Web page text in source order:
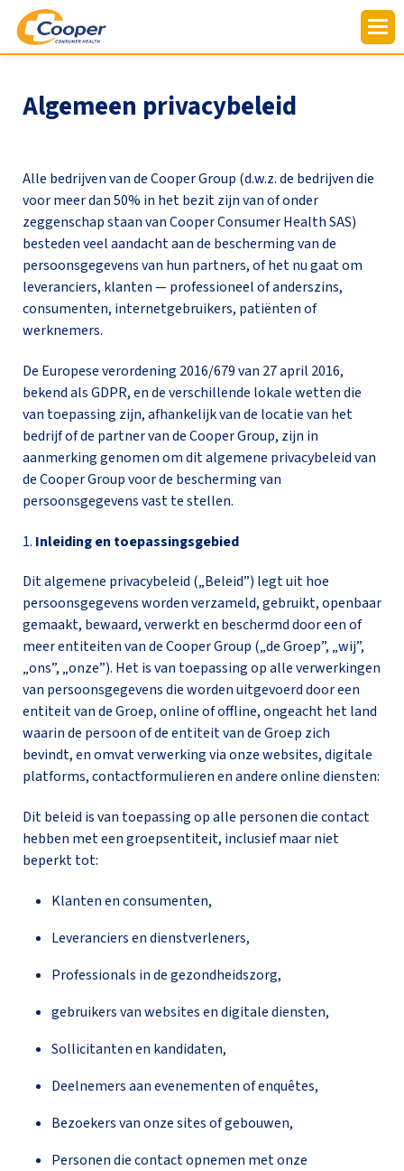
Algemeen privacybeleid
Alle bedrijven van de Cooper Group (d.w.z. de bedrijven die
voor meer dan 50% in het bezit zijn van of onder
zeggenschap staan van Cooper Consumer Health SAS)
besteden veel aandacht aan de bescherming van de
persoonsgegevens van hun partners, of het nu gaat om
leveranciers, klanten — professioneel of anderszins,
consumenten, internetgebruikers, patiënten of
werknemers.
De Europese verordening 2016/679 van 27 april 2016,
bekend als GDPR, en de verschillende lokale wetten die
van toepassing zijn, afhankelijk van de locatie van het
bedrijf of de partner van de Cooper Group, zijn in
aanmerking genomen om dit algemene privacybeleid van
de Cooper Group voor de bescherming van
persoonsgegevens vast te stellen.
1. Inleiding en toepassingsgebied
Dit algemene privacybeleid („Beleid”) legt uit hoe
persoonsgegevens worden verzameld, gebruikt, openbaar
gemaakt, bewaard, verwerkt en beschermd door een of
meer entiteiten van de Cooper Group („de Groep”, „wij”,
„ons”, „onze”). Het is van toepassing op alle verwerkingen
van persoonsgegevens die worden uitgevoerd door een
entiteit van de Groep, online of offline, ongeacht het land
waarin de persoon of de entiteit van de Groep zich
bevindt, en omvat verwerking via onze websites, digitale
platforms, contactformulieren en andere online diensten:
Dit beleid is van toepassing op alle personen die contact
hebben met een groepsentiteit, inclusief maar niet
beperkt tot:
Klanten en consumenten,
Leveranciers en dienstverleners,
Professionals in de gezondheidszorg,
gebruikers van websites en digitale diensten,
Sollicitanten en kandidaten,
Deelnemers aan evenementen of enquêtes,
Bezoekers van onze sites of gebouwen,
Personen die contact opnemen met onze